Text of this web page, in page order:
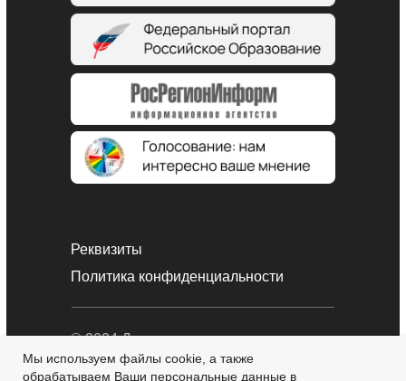
Мы используем файлы cookie, а также
обрабатываем Ваши персональные данные в
© 2024 Дворец детского и
юношеского творчества
Политика конфиденциальности
Реквизиты